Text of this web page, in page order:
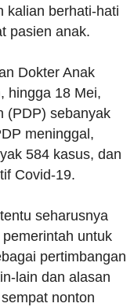
kalian berhati-hati
pasien anak.
Dokter Anak
hingga 18 Mei,
(PDP) sebanyak
meninggal,
584 kasus, dan
Covid-19.
seharusnya
untuk
pertimbangan
lain dan alasan
nonton